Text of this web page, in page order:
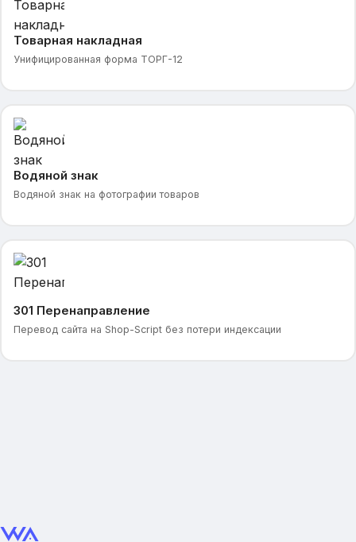
Товарная накладная
Унифицированная форма ТОРГ-12
Водяной знак
Водяной знак на фотографии товаров
301 Перенаправление
Перевод сайта на Shop-Script без потери индексации